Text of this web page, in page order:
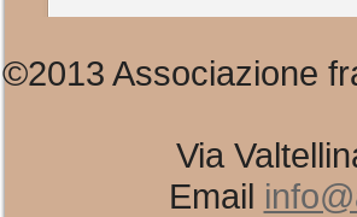
©2013 Associazione
Via
Email